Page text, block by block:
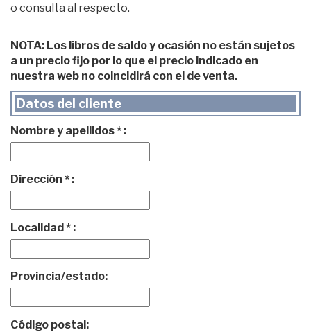
o consulta al respecto.
NOTA: Los libros de saldo y ocasión no están sujetos
a un precio fijo por lo que el precio indicado en
nuestra web no coincidirá con el de venta.
Datos del cliente
Nombre y apellidos * :
Dirección * :
Localidad * :
Provincia/estado:
Código postal: